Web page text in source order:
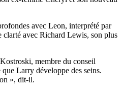
avec Leon, interprété par
clarté avec Richard Lewis, son plus
membre du conseil
Larry développe des seins.
», dit-il.